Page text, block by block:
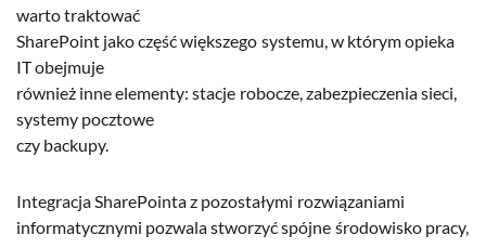
warto traktować
SharePoint jako część większego systemu, w którym opieka
IT obejmuje
również inne elementy: stacje robocze, zabezpieczenia sieci,
systemy pocztowe
czy backupy.
Integracja SharePointa z pozostałymi rozwiązaniami
informatycznymi pozwala stworzyć spójne środowisko pracy,